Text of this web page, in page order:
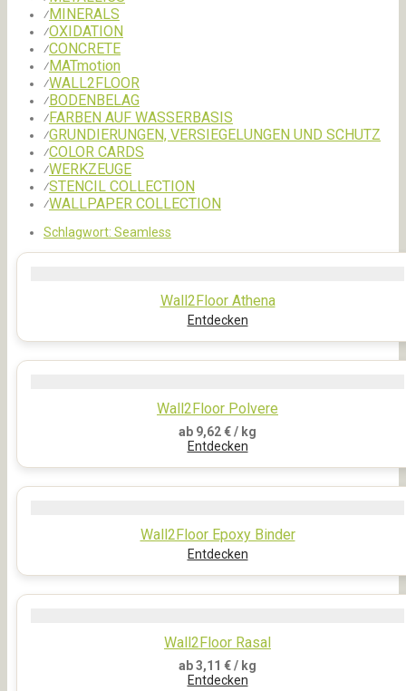
⁄MINERALS
⁄OXIDATION
⁄CONCRETE
⁄MATmotion
⁄WALL2FLOOR
⁄BODENBELAG
⁄FARBEN AUF WASSERBASIS
⁄GRUNDIERUNGEN, VERSIEGELUNGEN UND SCHUTZ
⁄COLOR CARDS
⁄WERKZEUGE
⁄STENCIL COLLECTION
⁄WALLPAPER COLLECTION
Schlagwort: Seamless
Wall2Floor Athena
Entdecken
Wall2Floor Polvere
ab 9,62 €/ kg
Entdecken
Wall2Floor Epoxy Binder
Entdecken
Wall2Floor Rasal
ab3,11 €/ kg
Entdecken